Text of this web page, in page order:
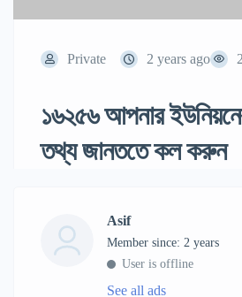
Private 2 years ago
১৬২৫৬ আপনার
তথ্য জানততে কল করুন
Asif
Member since: 2 years
User is offline
See all ads